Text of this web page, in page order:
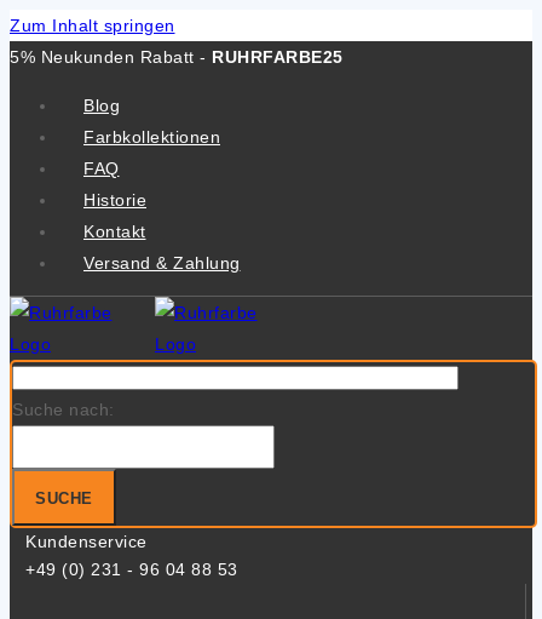
Zum Inhalt springen
5% Neukunden Rabatt - RUHRFARBE25
Blog
Farbkollektionen
FAQ
Historie
Kontakt
Versand & Zahlung
Suche nach:
SUCHE
Kundenservice
+49 (0) 231 - 96 04 88 53